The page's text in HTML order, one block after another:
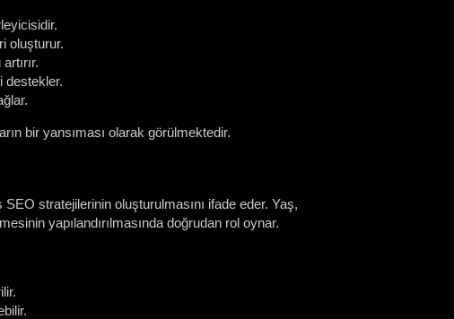
oluşturur.
destekler.
bir yansıması olarak görülmektedir.
stratejilerinin oluşturulmasını ifade eder. Yaş,
yapılandırılmasında doğrudan rol oynar.